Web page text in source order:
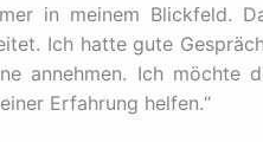
in meinem Blickfeld.
Ich hatte gute
annehmen. Ich möchte
Erfahrung helfen.“